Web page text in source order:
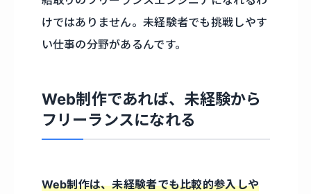
けではありません。未経験者でも挑戦しやす
い仕事の分野があるんです。
Web制作であれば、未経験から
フリーランスになれる
Web制作は、未経験者でも比較的参入しや